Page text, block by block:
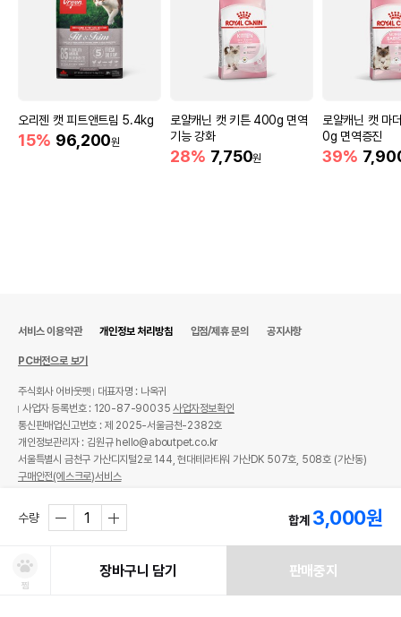
오리젠 캣 피트앤트림 5.4kg
15% 96,200원
로얄캐닌 캣 키튼 400g 면역
기능 강화
28% 7,750원
로얄캐닌 캣 마
0g 면역증진
39%
수량 합계 3,000원
찜
장바구니 담기 판매중지
서비스 이용약관 개인정보 처리방침 입점/제휴 문의 공지사항
PC버전으로 보기
주식회사 어바웃펫
대표자명 : 나옥귀
사업자 등록번호 : 120-87-90035사업자정보확인
통신판매업신고번호 : 제 2025-서울금천-2382호
개인정보관리자 : 김원규 hello@aboutpet.co.kr
서울특별시 금천구 가산디지털2로 144, 현대테라타워 가산DK 507호, 508호 (가산동)
구매안전(에스크로)서비스